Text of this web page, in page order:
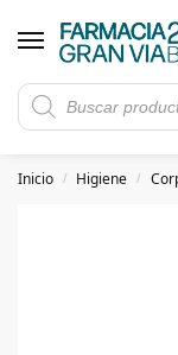
5€ de descuento
Inicio / Higiene /